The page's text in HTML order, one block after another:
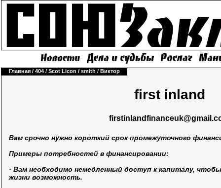
Главная / 404 / Scot Licon / smith / Виктор
first inland
Вам срочно нужно короткий срок промежуточного
Примеры потребностей в финансировании:
· Вам необходимо немедленный доступ к капиталу,
жизни возможность.